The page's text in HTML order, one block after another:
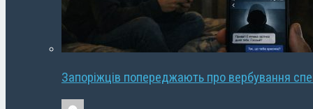
Запоріжців попереджають про вербування